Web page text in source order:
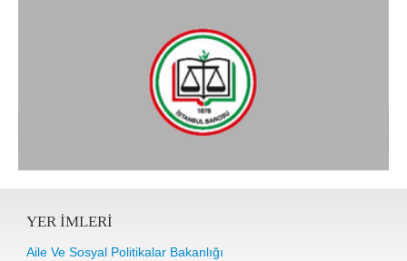
YER IMLERI
Aile Ve Sosyal Politikalar Bakanlığı